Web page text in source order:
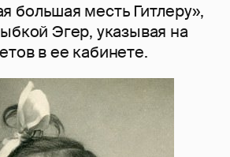
большая месть Гитлеру»,
Эгер, указывая на
в ее кабинете.